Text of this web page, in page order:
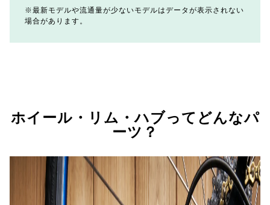
最新モデルや流通量が少ないモデルはデータが表示されない
場合があります。
ホイール・リム・ハブってどんなパ
ーツ？